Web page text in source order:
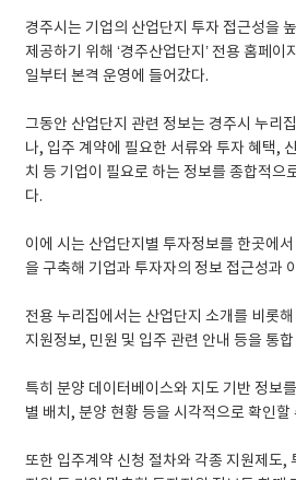
경주시는 기업의 산업단지 투자 접근성을
제공하기 위해 ‘경주산업단지’ 전용 홈페
일부터 본격 운영에 들어갔다.
그동안 산업단지 관련 정보는 경주시 누리
나, 입주 계약에 필요한 서류와 투자 혜택,
치 등 기업이 필요로 하는 정보를 종합적으
다.
이에 시는 산업단지별 투자정보를 한곳에
을 구축해 기업과 투자자의 정보 접근성과
전용 누리집에서는 산업단지 소개를 비롯
지원정보, 민원 및 입주 관련 안내 등을 통
특히 분양 데이터베이스와 지도 기반 정보
별 배치, 분양 현황 등을 시각적으로 확인할
또한 입주계약 신청 절차와 각종 지원제도,